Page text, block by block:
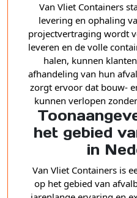
Van Vliet Containers
levering en ophaling
projectvertraging wordt
leveren en de volle
halen, kunnen
afhandeling van hun
zorgt ervoor dat bouw-
kunnen verlopen
het gebied
in
Van Vliet Containers is
op het gebied van